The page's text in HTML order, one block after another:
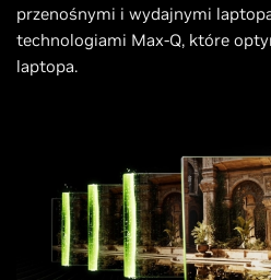
przenośnymi i wydajnymi
technologiami Max-Q, które
laptopa.